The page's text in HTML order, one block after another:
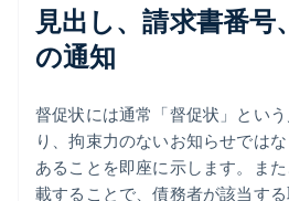
見出し、請求書番号
の通知
督促状には通常「督促状」とい
り、拘束力のないお知らせでは
あることを即座に示します。ま
載することで、債務者が該当す